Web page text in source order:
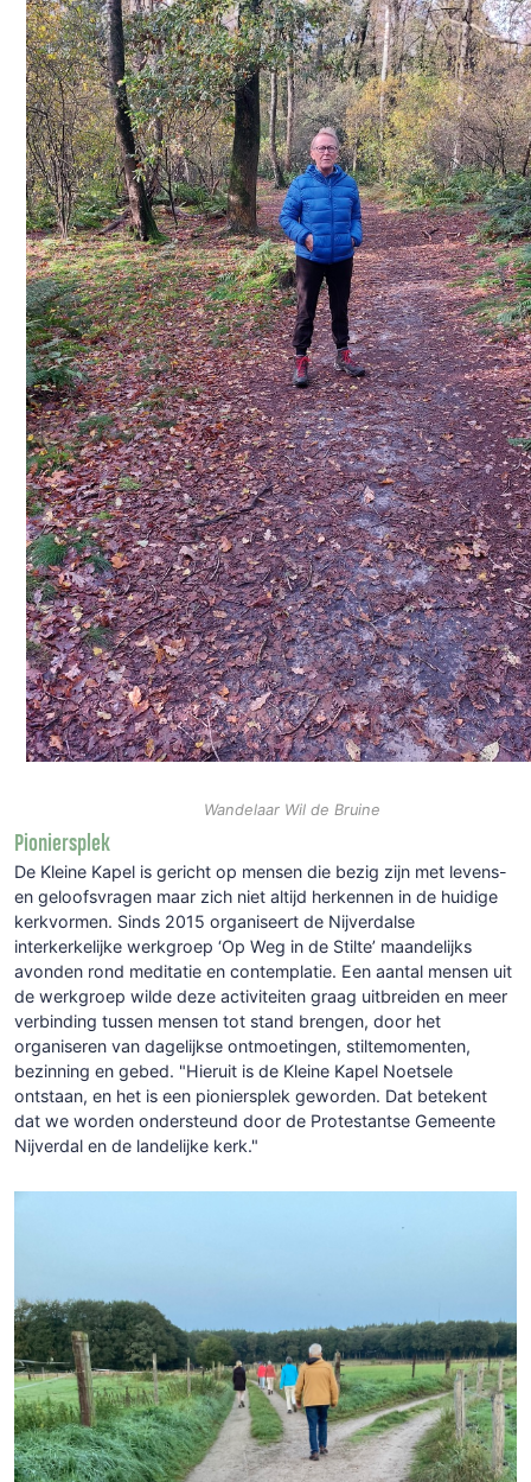
Wandelaar Wil de Bruine
Pioniersplek
De Kleine Kapel is gericht op mensen die bezig zijn met levens-
en geloofsvragen maar zich niet altijd herkennen in de huidige
kerkvormen. Sinds 2015 organiseert de Nijverdalse
interkerkelijke werkgroep ‘Op Weg in de Stilte’ maandelijks
avonden rond meditatie en contemplatie. Een aantal mensen uit
de werkgroep wilde deze activiteiten graag uitbreiden en meer
verbinding tussen mensen tot stand brengen, door het
organiseren van dagelijkse ontmoetingen, stiltemomenten,
bezinning en gebed. "Hieruit is de Kleine Kapel Noetsele
ontstaan, en het is een pioniersplek geworden. Dat betekent
dat we worden ondersteund door de Protestantse Gemeente
Nijverdal en de landelijke kerk."